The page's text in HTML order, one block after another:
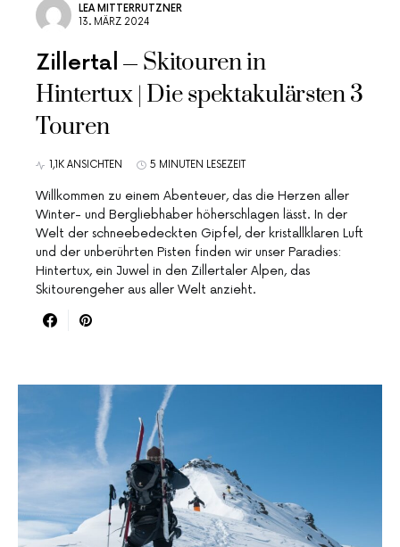
LEA MITTERRUTZNER
13. MÄRZ 2024
Zillertal
Skitouren in
Hintertux | Die spektakulärsten 3
Touren
1,1K ANSICHTEN 5 MINUTEN LESEZEIT
Willkommen zu einem Abenteuer, das die Herzen aller
Winter- und Bergliebhaber höherschlagen lässt. In der
Welt der schneebedeckten Gipfel, der kristallklaren Luft
und der unberührten Pisten finden wir unser Paradies:
Hintertux, ein Juwel in den Zillertaler Alpen, das
Skitourengeher aus aller Welt anzieht.